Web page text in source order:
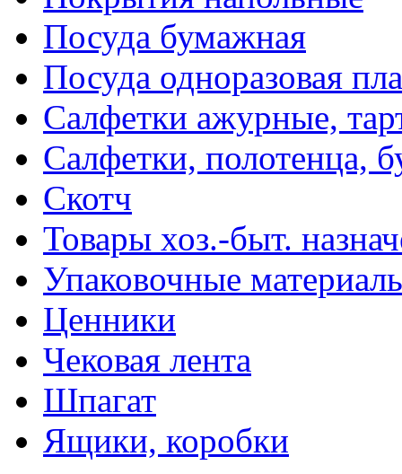
Посуда бумажная
Посуда одноразовая
Салфетки ажурные,
Салфетки, полотенца,
Скотч
Товары хоз.-быт.
Упаковочные
Ценники
Чековая лента
Шпагат
Ящики, коробки